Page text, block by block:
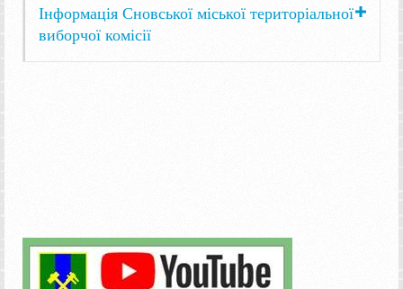
Інформація Сновської міської територіальної
виборчої комісії